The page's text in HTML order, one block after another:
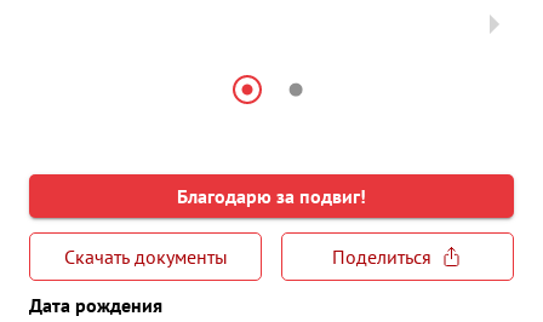
Благодарю за подвиг!
Скачать документы
Поделиться
Дата рождения